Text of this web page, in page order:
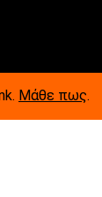
Μάθε πως.